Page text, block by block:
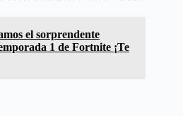
el sorprendente
1 de Fortnite ¡Te